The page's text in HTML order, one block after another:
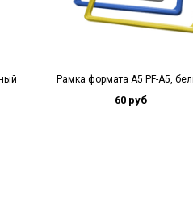
Рамка формата А5 PF-A5,
60 руб